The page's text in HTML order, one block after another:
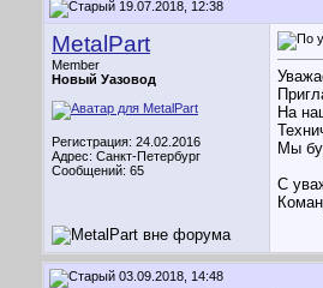
19.07.2018, 12:38
MetalPart
Member
Новый Уазовод
Регистрация: 24.02.2016
Адрес: Санкт-Петербург
Сообщений: 65
На
Мы
С
03.09.2018, 14:48